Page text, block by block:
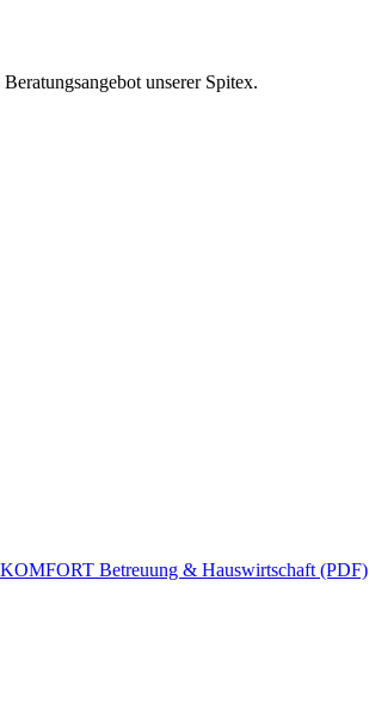
unserer Spitex.
Betreuung & Hauswirtschaft (PDF)